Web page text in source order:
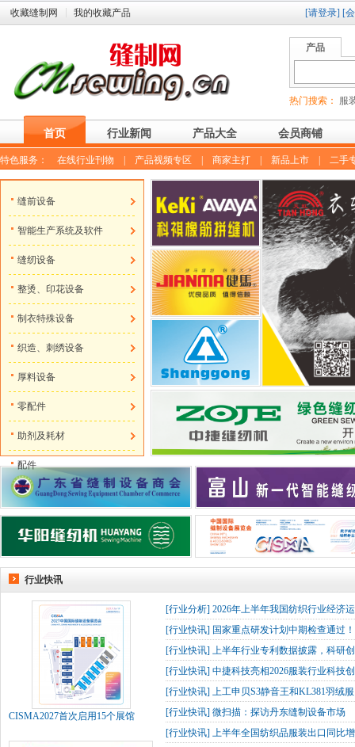
收藏缝制网 我的收藏产品 [请登录] [
产品
热门搜索： 服
首页 行业新闻 产品大全 会员商铺
特色服务： 在线行业刊物 产品视频专区 商家主打 新品上市 二手
缝前设备
智能生产系统及软件
缝纫设备
整烫、印花设备
制衣特殊设备
织造、刺绣设备
厚料设备
零配件
助剂及耗材
配件
行业快讯
CISMA2027首次启用15个展馆
[行业分析] 2026年上半年我国纺织行业经济
[行业快讯] 国家重点研发计划中期检查通过
[行业快讯] 上半年行业专利数据披露，科研
[行业快讯] 中捷科技亮相2026服装行业科技
[行业快讯] 上工申贝S3静音王和KL381羽绒
[行业快讯] 微扫描：探访丹东缝制设备市场
[行业快讯] 上半年全国纺织品服装出口同比